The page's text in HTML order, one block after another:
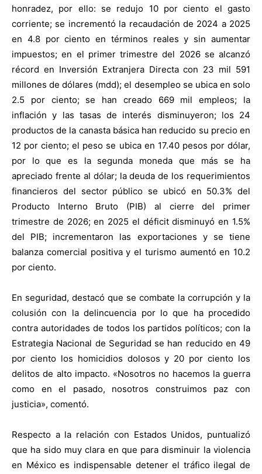
honradez, por ello: se redujo 10 por ciento el gasto
corriente; se incrementó la recaudación de 2024 a 2025
en 4.8 por ciento en términos reales y sin aumentar
impuestos; en el primer trimestre del 2026 se alcanzó
récord en Inversión Extranjera Directa con 23 mil 591
millones de dólares (mdd); el desempleo se ubica en solo
2.5 por ciento; se han creado 669 mil empleos; la
inflación y las tasas de interés disminuyeron; los 24
productos de la canasta básica han reducido su precio en
12 por ciento; el peso se ubica en 17.40 pesos por dólar,
por lo que es la segunda moneda que más se ha
apreciado frente al dólar; la deuda de los requerimientos
financieros del sector público se ubicó en 50.3% del
Producto Interno Bruto (PIB) al cierre del primer
trimestre de 2026; en 2025 el déficit disminuyó en 1.5%
del PIB; incrementaron las exportaciones y se tiene
balanza comercial positiva y el turismo aumentó en 10.2
por ciento.
En seguridad, destacó que se combate la corrupción y la
colusión con la delincuencia por lo que ha procedido
contra autoridades de todos los partidos políticos; con la
Estrategia Nacional de Seguridad se han reducido en 49
por ciento los homicidios dolosos y 20 por ciento los
delitos de alto impacto. «Nosotros no hacemos la guerra
como en el pasado, nosotros construimos paz con
justicia», comentó.
Respecto a la relación con Estados Unidos, puntualizó
que ha sido muy clara en que para disminuir la violencia
en México es indispensable detener el tráfico ilegal de